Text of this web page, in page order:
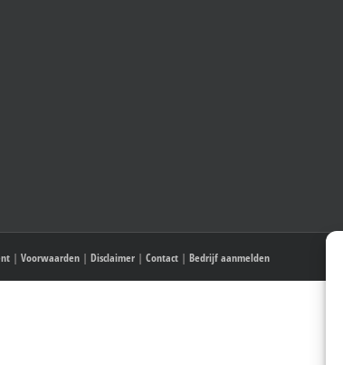
| Voorwaarden | Disclaimer | Contact | Bedrijf aanmelden